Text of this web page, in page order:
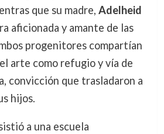
que su madre, Adelheid
aficionada y amante de las
progenitores compartían
arte como refugio y vía de
convicción que trasladaron a
hijos.
a una escuela